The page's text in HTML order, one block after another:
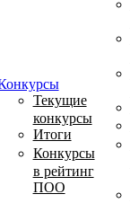
Текущие
конкурсы
Итоги
Конкурсы
в рейтинг
ПОО